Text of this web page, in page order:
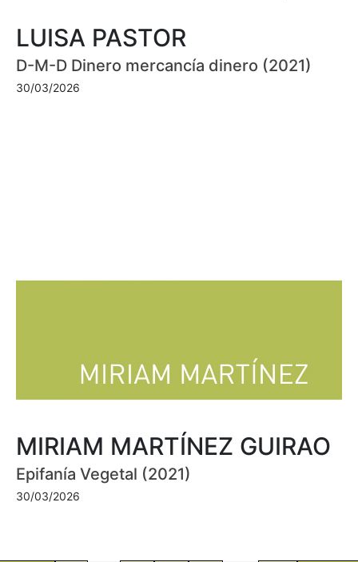
LUISA PASTOR
D-M-D Dinero mercancía dinero (2021)
30/03/2026
MIRIAM MARTÍNEZ GUIRAO
Epifanía Vegetal (2021)
30/03/2026